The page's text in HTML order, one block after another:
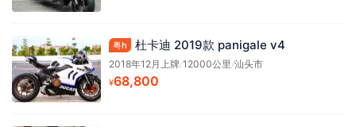
粤h 杜卡迪 2019款 panigale v4
2018年12月上牌/12000公里/汕头市
¥68,800